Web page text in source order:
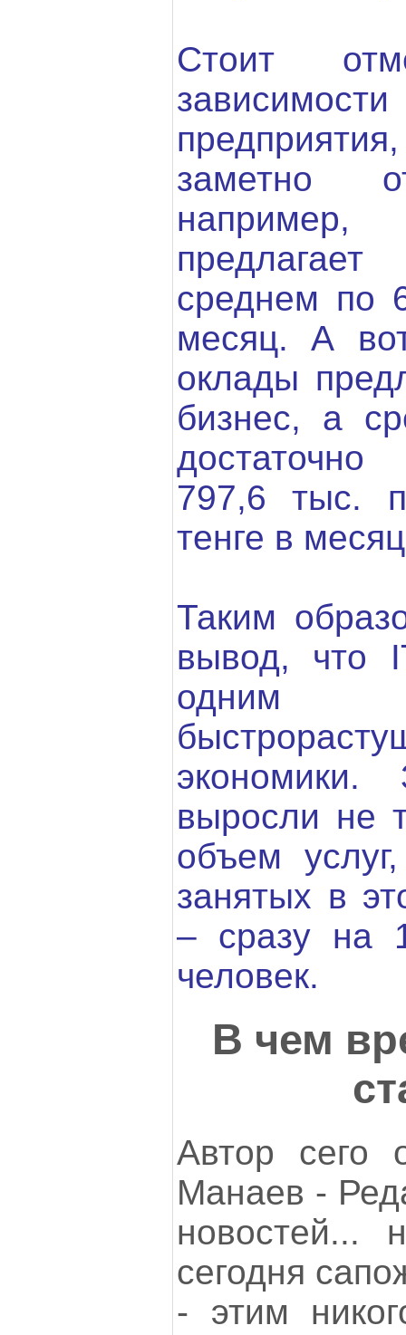
Стоит
заметно
среднем по
месяц. А
оклады
бизнес, а
797,6 тыс.
тенге в
Таким
вывод, что
одним
выросли не
объем
занятых в
– сразу на
человек.
В чем
Автор сего
Манаев -
сегодня
- этим